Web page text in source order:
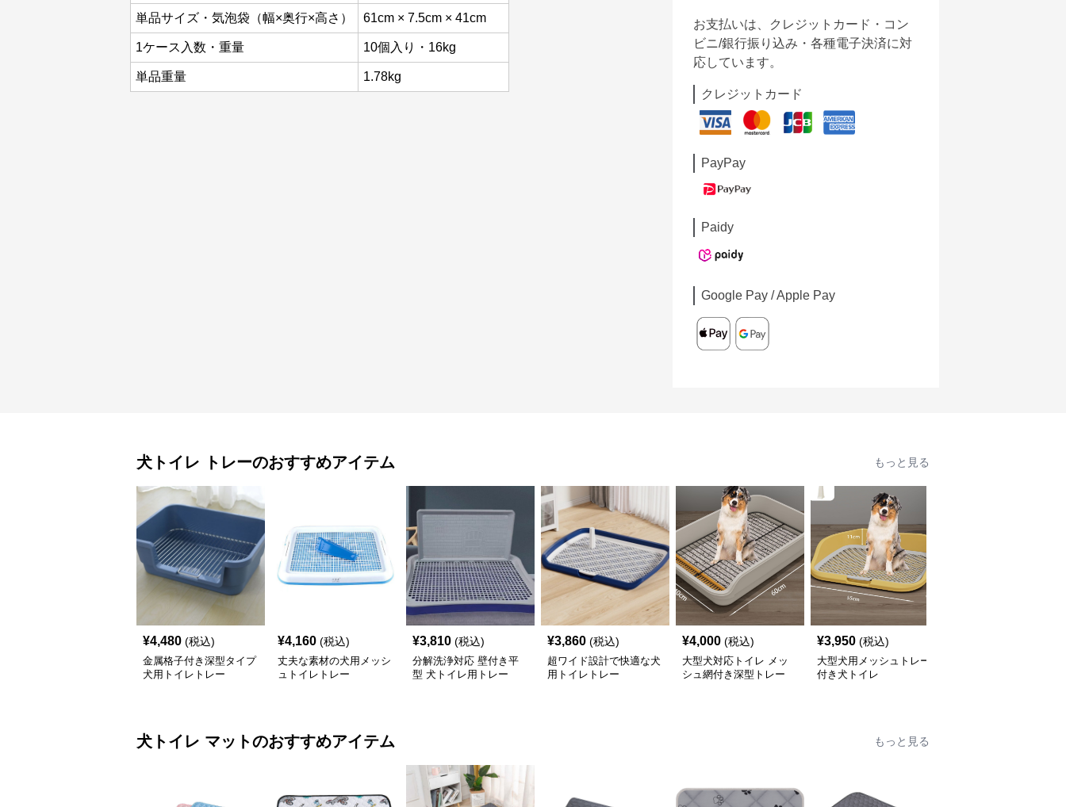
単品サイズ・気泡袋（幅×奥行×高さ） 61cm × 7.5cm × 41cm
1ケース入数・重量 10個入り・16kg
単品重量 1.78kg
お支払いは、クレジットカード・コン
ビニ/銀行振り込み・各種電子決済に対
応しています。
クレジットカード
PayPay
Paidy
Google Pay / Apple Pay
犬トイレ トレーのおすすめアイテム もっと見る
¥4,480 (税込)
金属格子付き深型タイプ
犬用トイレトレー
¥4,160 (税込)
丈夫な素材の犬用メッシ
ュトイレトレー
¥3,810 (税込)
分解洗浄対応 壁付き平
型 犬トイレ用トレー
¥3,860 (税込)
超ワイド設計で快適な犬
用トイレトレー
¥4,000 (税込)
大型犬対応トイレ メッ
シュ網付き深型トレー
¥3,950 (税込)
大型犬用メッシュトレー
付き犬トイレ
犬トイレ マットのおすすめアイテム もっと見る